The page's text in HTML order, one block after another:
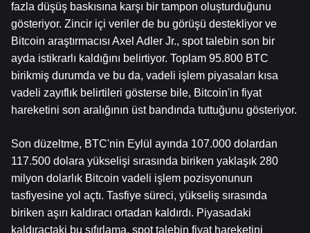
fazla düşüş baskısına karşı bir tampon oluşturduğunu
gösteriyor. Zincir içi veriler de bu görüşü destekliyor ve
Bitcoin araştırmacısı Axel Adler Jr., spot talebin son bir
ayda istikrarlı kaldığını belirtiyor. Toplam 95.800 BTC
birikmiş durumda ve bu da, vadeli işlem piyasaları kısa
vadeli zayıflık belirtileri gösterse bile, Bitcoin'in fiyat
hareketini son aralığının üst bandında tuttuğunu gösteriyor.
Son düzeltme, BTC'nin Eylül ayında 107.000 dolardan
117.500 dolara yükselişi sırasında biriken yaklaşık 280
milyon dolarlık Bitcoin vadeli işlem pozisyonunun
tasfiyesine yol açtı. Tasfiye süreci, yükseliş sırasında
biriken aşırı kaldıracı ortadan kaldırdı. Piyasadaki
kaldıraçtaki bu sıfırlama, spot talebin fiyat hareketini